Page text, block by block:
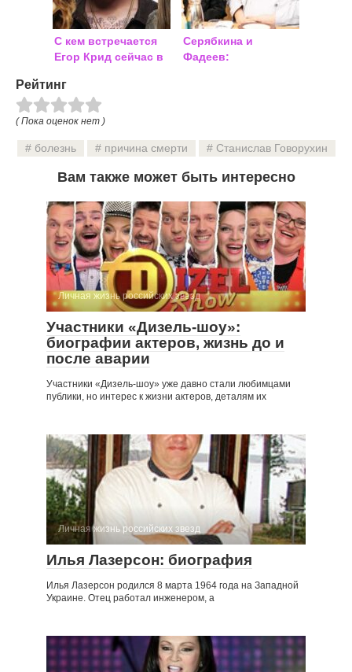
С кем встречается
Егор Крид сейчас в
Серябкина и
Фадеев:
Рейтинг
( Пока оценок нет )
болезнь причина смерти Станислав Говорухин
Вам также может быть интересно
Личная жизнь российских звезд
Участники «Дизель-шоу»:
биографии актеров, жизнь до и
после аварии
Участники «Дизель-шоу» уже давно стали любимцами
публики, но интерес к жизни актеров, деталям их
Личная жизнь российских звезд
Илья Лазерсон: биография
Илья Лазерсон родился 8 марта 1964 года на Западной
Украине. Отец работал инженером, а